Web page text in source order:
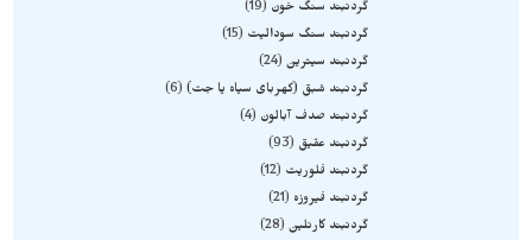
گردنبند سنگ خون
19
گردنبند سنگ سودالیت
15
گردنبند سیترین 24
گردنبند شبق (کهربای سیاه یا جت) 6
گردنبند صدف آبالون
4
گردنبند عقیق
93
گردنبند فلوریت
12
گردنبند فیروزه
21
گردنبند کارنلین 28